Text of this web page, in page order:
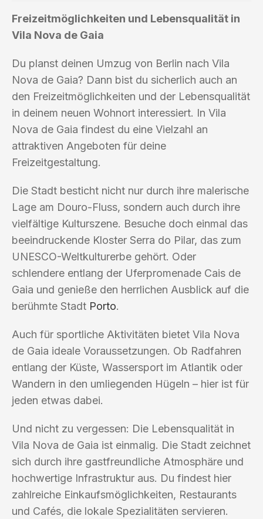
Freizeitmöglichkeiten und Lebensqualität in
Vila Nova de Gaia
Du planst deinen Umzug von Berlin nach Vila
Nova de Gaia? Dann bist du sicherlich auch an
den Freizeitmöglichkeiten und der Lebensqualität
in deinem neuen Wohnort interessiert. In Vila
Nova de Gaia findest du eine Vielzahl an
attraktiven Angeboten für deine
Freizeitgestaltung.
Die Stadt besticht nicht nur durch ihre malerische
Lage am Douro-Fluss, sondern auch durch ihre
vielfältige Kulturszene. Besuche doch einmal das
beeindruckende Kloster Serra do Pilar, das zum
UNESCO-Weltkulturerbe gehört. Oder
schlendere entlang der Uferpromenade Cais de
Gaia und genieße den herrlichen Ausblick auf die
berühmte Stadt Porto.
Auch für sportliche Aktivitäten bietet Vila Nova
de Gaia ideale Voraussetzungen. Ob Radfahren
entlang der Küste, Wassersport im Atlantik oder
Wandern in den umliegenden Hügeln – hier ist für
jeden etwas dabei.
Und nicht zu vergessen: Die Lebensqualität in
Vila Nova de Gaia ist einmalig. Die Stadt zeichnet
sich durch ihre gastfreundliche Atmosphäre und
hochwertige Infrastruktur aus. Du findest hier
zahlreiche Einkaufsmöglichkeiten, Restaurants
und Cafés, die lokale Spezialitäten servieren.